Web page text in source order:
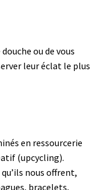
ou de vous
leur éclat le plus
en ressourcerie
(upcycling).
nous offrent,
bracelets,